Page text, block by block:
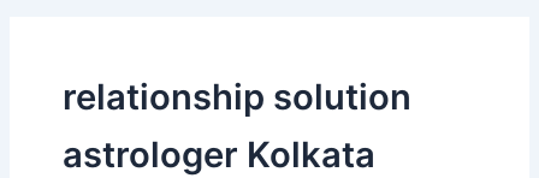
relationship solution
astrologer Kolkata